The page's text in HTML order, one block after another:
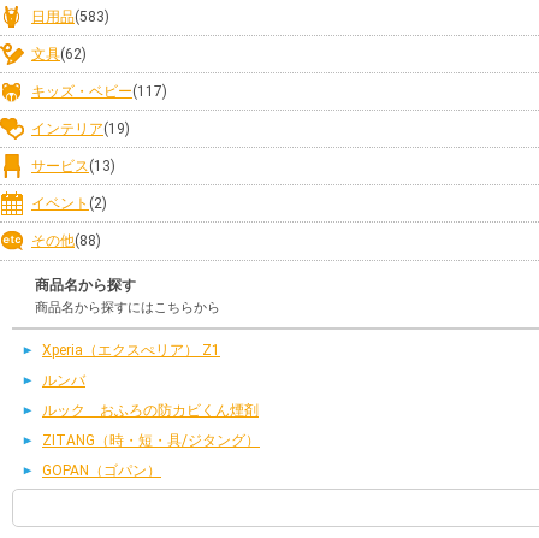
日用品(583)
文具(62)
キッズ・ベビー(117)
インテリア(19)
サービス(13)
イベント (2)
その他(88)
商品名から探す
商品名から探すにはこちらから
Xperia（エクスぺリア） Z1
ルンバ
ルック おふろの防カビくん煙剤
ZITANG（時・短・具/ジタング）
GOPAN（ゴパン）